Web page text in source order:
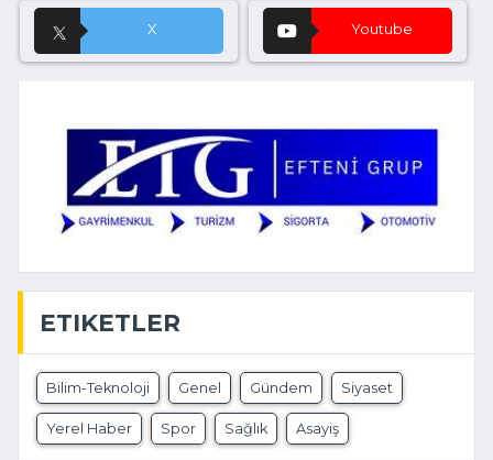
X Youtube
ETIKETLER
Bilim-Teknoloji Genel Gündem Siyaset
Yerel Haber Spor Sağlık Asayiş